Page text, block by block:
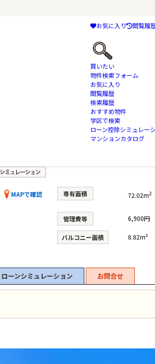
お気に入り 閲覧履
買いたい
物件検索フォーム
お気に入り
閲覧履歴
検索履歴
おすすめ物件
学区で検索
ローン控除シミュレー
マンションカタログ
鎌ケ谷市
MAPで確認 専有面積 72.02m2
管理費等 6,900円
バルコニー面積 8.82m²
ローンシミュレーション お問合せ